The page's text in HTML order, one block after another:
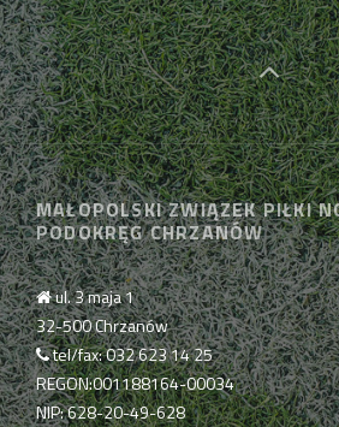
MAŁOPOLSKI ZWIĄZEK PIŁKI
PODOKRĘG CHRZANÓW
ul. 3 maja 1
32-500 Chrzanów
tel/fax: 032 623 14 25
REGON:001188164-00034
NIP: 628-20-49-628